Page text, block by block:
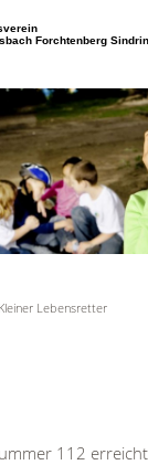
Forchtenberg
Kleiner Lebensretter
112